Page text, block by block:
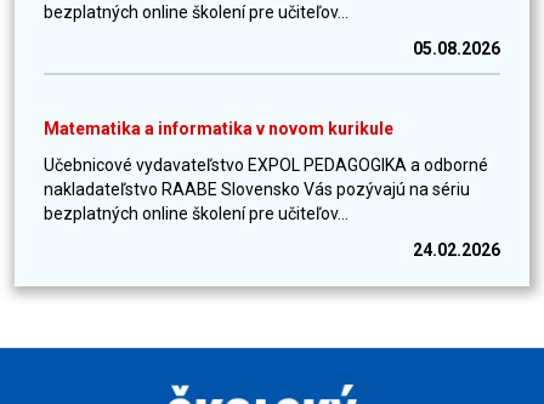
bezplatných online školení pre učiteľov...
05.08.2026
Matematika a informatika v novom kurikule
Učebnicové vydavateľstvo EXPOL PEDAGOGIKA a odborné
nakladateľstvo RAABE Slovensko Vás pozývajú na sériu
bezplatných online školení pre učiteľov...
24.02.2026